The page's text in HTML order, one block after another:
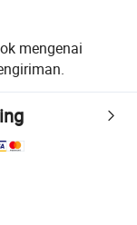
mengenai
logistik yang
kualitas